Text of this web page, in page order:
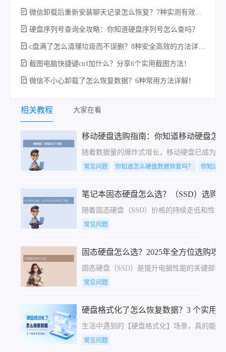
微信卸载后重新安装聊天记录怎么恢复？7种实测有效的恢复方案详解！
硬盘序列号查询全攻略：你知道硬盘序列号怎么查吗？
c盘满了怎么清理垃圾而不误删？8种安全高效的方法详解+误删恢复指南！
截图电脑快捷键ctrl加什么？分享6个实用截图方法！
微信不小心卸载了怎么恢复数据？6种常用方法详解！
相关教程 大家在看
移动硬盘选购指南：你知道移动硬盘怎
随着数据量的爆炸式增长，移动硬盘已成为
常见问题 你知道怎么硬盘数据恢复吗？ 你知道
笔记本固态硬盘怎么选？（SSD）选购
随着固态硬盘（SSD）价格的持续走低和性
常见问题
固态硬盘怎么选？2025年全方位选购攻
固态硬盘（SSD）是提升电脑性能的关键部
常见问题
硬盘格式化了怎么恢复数据？3 个实用
生活中遇到的【硬盘格式化】场景，真的能
常见问题